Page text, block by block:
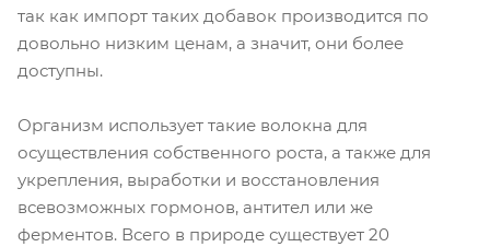
так как импорт таких добавок производится по
довольно низким ценам, а значит, они более
доступны.
Организм использует такие волокна для
осуществления собственного роста, а также для
укрепления, выработки и восстановления
всевозможных гормонов, антител или же
ферментов. Всего в природе существует 20